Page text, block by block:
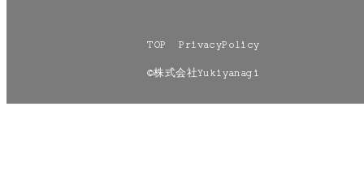
TOP PrivacyPolicy
©株式会社Yukiyanagi